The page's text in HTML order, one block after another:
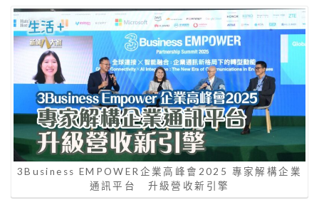
3Business EMPOWER企業高峰會2025 專家解構企業
通訊平台 升級營收新引擎